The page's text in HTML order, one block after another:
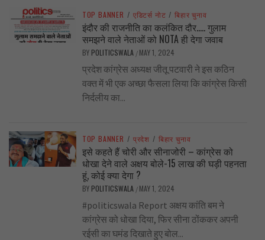
TOP BANNER / एडिटर्स नोट / बिहार चुनाव
इंदौर की राजनीति का कलंकित दौर….. गुलाम
समझने वाले नेताओं को NOTA ही देगा जवाब
BY POLITICSWALA / MAY 1, 2024
प्रदेश कांग्रेस अध्यक्ष जीतू पटवारी ने इस कठिन
वक्त में भी एक अच्छा फैसला लिया कि कांग्रेस किसी
निर्दलीय का...
TOP BANNER / प्रदेश / बिहार चुनाव
इसे कहते हैं चोरी और सीनाजोरी – कांग्रेस को
धोखा देने वाले अक्षय बोले-15 लाख की घड़ी पहनता
हूं, कोई क्या देगा ?
BY POLITICSWALA / MAY 1, 2024
#politicswala Report अक्षय कांति बम ने
कांग्रेस को धोखा दिया, फिर सीना ठोंककर अपनी
रईसी का घमंड दिखाते हुए बोल...